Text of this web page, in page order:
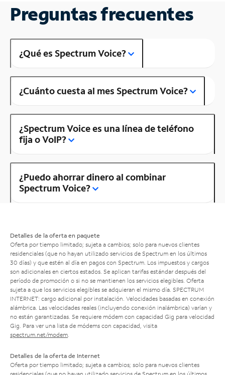
Preguntas frecuentes
¿Qué es Spectrum Voice?
¿Cuánto cuesta al mes Spectrum Voice?
¿Spectrum Voice es una línea de teléfono
fija o VoIP?
¿Puedo ahorrar dinero al combinar
Spectrum Voice?
Detalles de la oferta en paquete
Oferta por tiempo limitado; sujeta a cambios; solo para nuevos clientes
residenciales (que no hayan utilizado servicios de Spectrum en los últimos
30 días) y que estén al día en pagos con Spectrum. Los impuestos y cargos
son adicionales en ciertos estados. Se aplican tarifas estándar después del
período de promoción o si no se mantienen los servicios elegibles. Oferta
sujeta a que los servicios elegibles se adquieran el mismo día. SPECTRUM
INTERNET: cargo adicional por instalación. Velocidades basadas en conexión
alámbrica. Las velocidades reales (incluyendo conexión inalámbrica) varían y
no están garantizadas. Se requiere módem con capacidad Gig para velocidad
Gig. Para ver una lista de módems con capacidad, visita
spectrum.net/modem
Detalles de la oferta de Internet
Oferta por tiempo limitado; sujeta a cambios; solo para nuevos clientes